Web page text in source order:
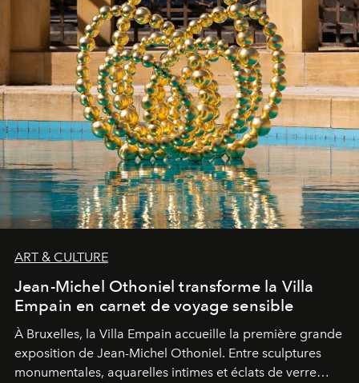
ART & CULTURE
Jean-Michel Othoniel transforme la Villa
Empain en carnet de voyage sensible
À Bruxelles, la Villa Empain accueille la première grande
exposition de Jean-Michel Othoniel. Entre sculptures
monumentales, aquarelles intimes et éclats de verre